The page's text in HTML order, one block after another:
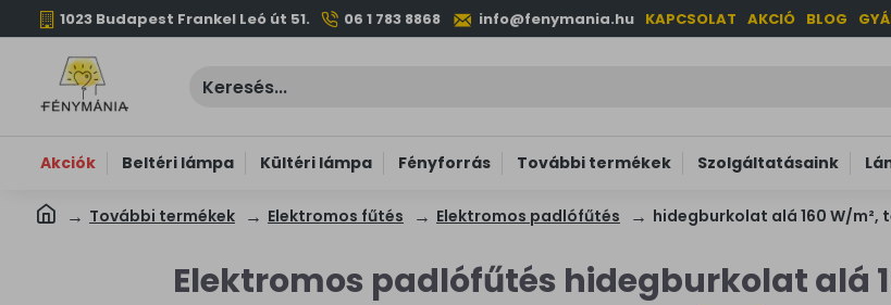
1023 Budapest Frankel Leó út 51. 06 1 783 8868 info@fenymania.hu KAPCSOLAT AKCIÓ BLOG
Akciók Beltéri lámpa Kültéri lámpa Fényforrás További termékek Szolgáltatásaink
További termékek Elektromos fűtés Elektromos padlófűtés hidegburkolat alá 160 W/
Elektromos padlófűtés hidegburkolat alá